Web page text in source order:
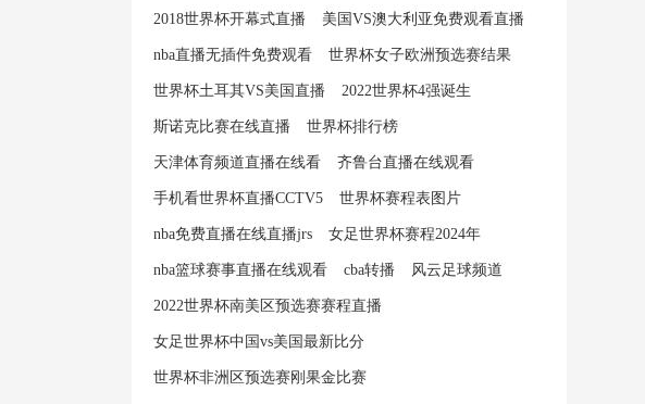
2018世界杯开幕式直播 美国VS澳大利亚免费观看直播
nba直播无插件免费观看 世界杯女子欧洲预选赛结果
世界杯土耳其VS美国直播 2022世界杯4强诞生
斯诺克比赛在线直播 世界杯排行榜
天津体育频道直播在线看 齐鲁台直播在线观看
手机看世界杯直播CCTV5 世界杯赛程表图片
nba免费直播在线直播jrs 女足世界杯赛程2024年
nba篮球赛事直播在线观看 cba转播 风云足球频道
2022世界杯南美区预选赛赛程直播
女足世界杯中国vs美国最新比分
世界杯非洲区预选赛刚果金比赛